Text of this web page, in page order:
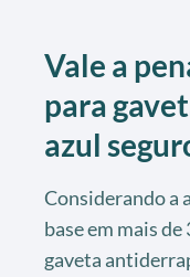
Vale a
para
azul
Considerando a
base em mais
gaveta